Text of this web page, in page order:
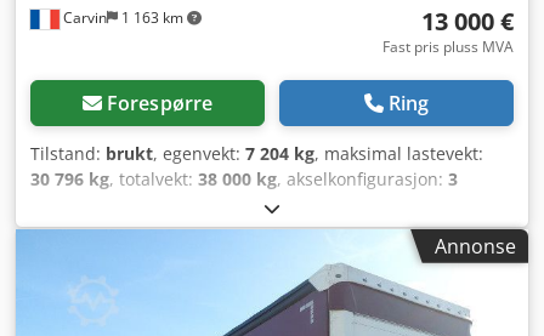
Carvin 1 163 km 13 000 €
Fast pris pluss MVA
Forespørre Ring
Tilstand: brukt, egenvekt: 7 204 kg, maksimal lastevekt:
30 796 kg, totalvekt: 38 000 kg, akselkonfigurasjon: 3
05/2018
13 620 mm, lasteplassbredde:2 480 mm, lasteromshøyde:
luft,
dekkstørrelse:
, Byggeår:2018, Utstyr:
Annonse